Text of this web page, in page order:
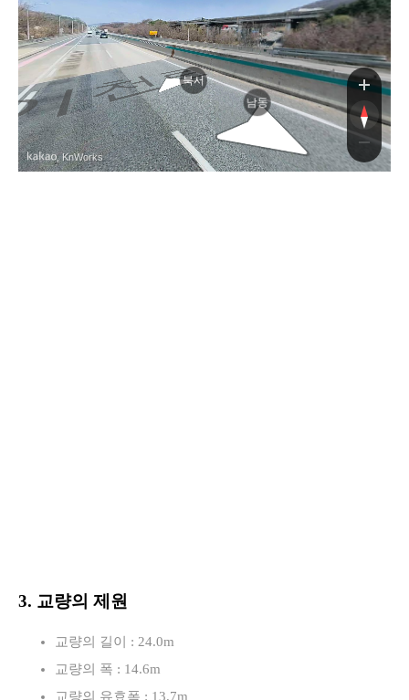
북서
남동
, KnWorks
3. 교량의 제원
교량의 길이 : 24.0m
교량의 폭 : 14.6m
교량의 유효폭 : 13.7m